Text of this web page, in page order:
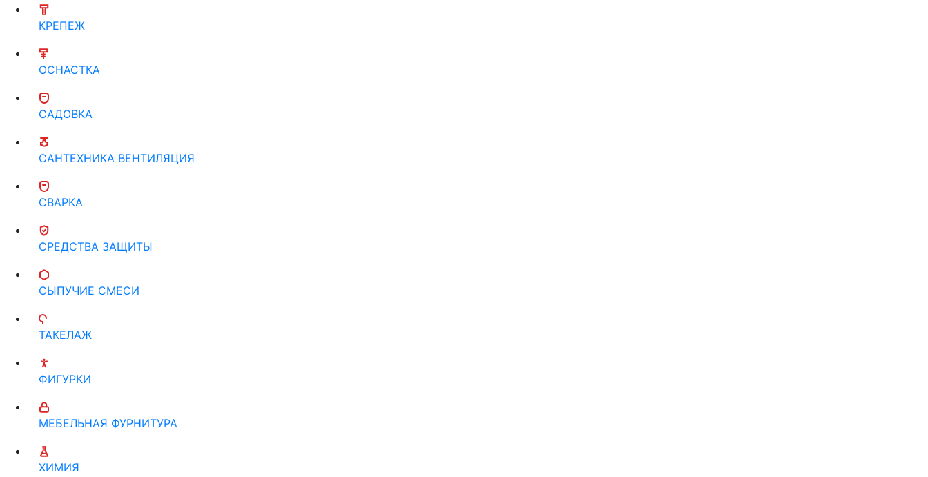
КРЕПЕЖ
ОСНАСТКА
САДОВКА
САНТЕХНИКА ВЕНТИЛЯЦИЯ
СВАРКА
СРЕДСТВА ЗАЩИТЫ
СЫПУЧИЕ СМЕСИ
ТАКЕЛАЖ
ФИГУРКИ
МЕБЕЛЬНАЯ ФУРНИТУРА
ХИМИЯ